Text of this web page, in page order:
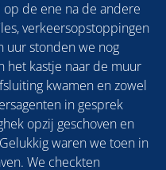
de ene na de andere
verkeersopstoppingen
uur stonden we nog
het kastje naar de muur
kwamen en zowel
in gesprek
opzij geschoven en
waren we toen in
We checkten